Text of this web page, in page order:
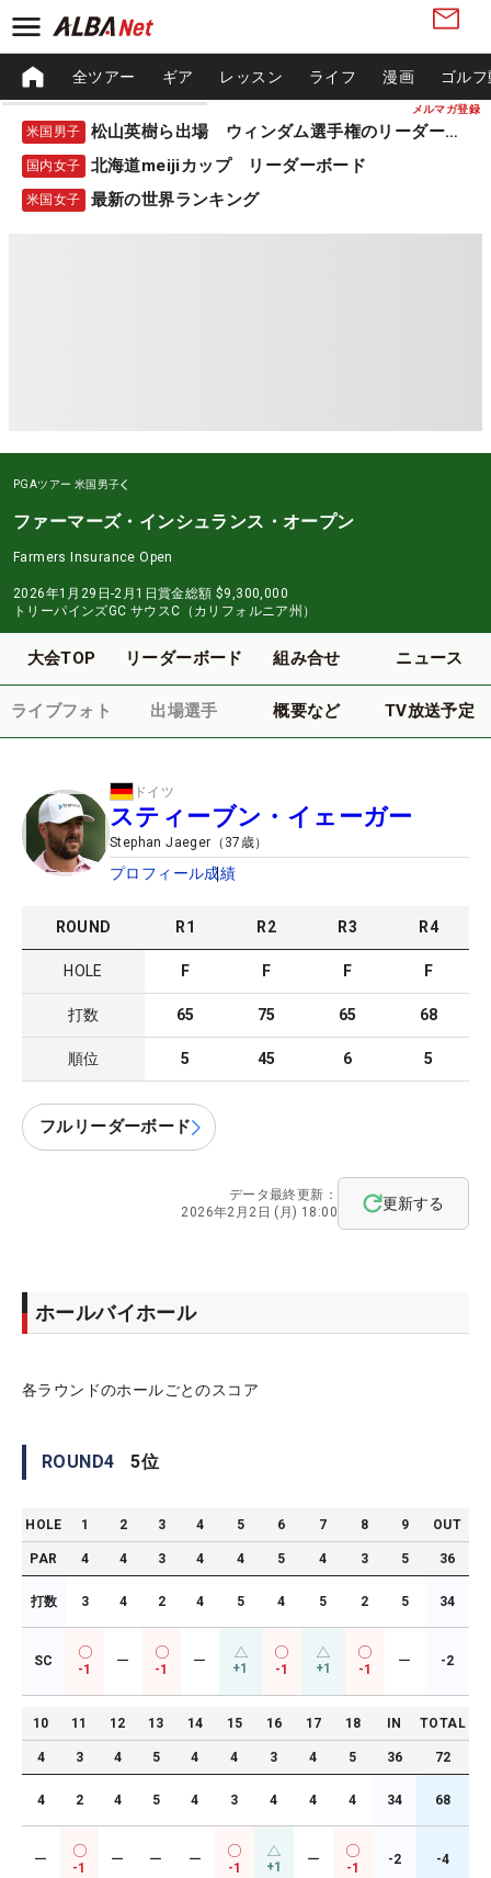
メルマガ登録
全ツアー ギア レッスン ライフ 漫画 ゴル
米国男子 松山英樹ら出場 ウィンダム選手権のリーダーボード
国内女子 北海道meijiカップ リーダーボード
米国女子 最新の世界ランキング
PGAツアー 米国男子
ファーマーズ・インシュランス・オープン
Farmers Insurance Open
2026年1月29日-2月1日賞金総額 $9,300,000
トリーパインズGC サウスC（カリフォルニア州）
大会TOP リーダーボード 組み合せ ニュース
ライブフォト 出場選手 概要など TV放送予定
ドイツ
スティーブン・イェーガー
Stephan Jaeger （ 37 歳）
プロフィール成績
ROUND R1 R2 R3 R4
HOLE F F F F
打数 65 75 65 68
順位 5 45 6 5
フルリーダーボード
データ最終更新：
2026年2月2日 (月) 18:00
更新する
ホールバイホール
各ラウンドのホールごとのスコア
ROUND4 5位
HOLE 1 2 3 4 5 6 7 8 9 OUT
PAR 4 4 3 4 4 5 4 3 5 36
打数 3 4 2 4 5 4 5 2 5 34
SC
-1
ー
-1
ー +1 -1 +1 -1
ー -2
10 11 12 13 14 15 16 17 18 IN TOTAL
4 3 4 5 4 4 3 4 5 36 72
4 2 4 5 4 3 4 4 4 34 68
ー
-1
ー ー ー
-1 +1 ー
-1
-2 -4